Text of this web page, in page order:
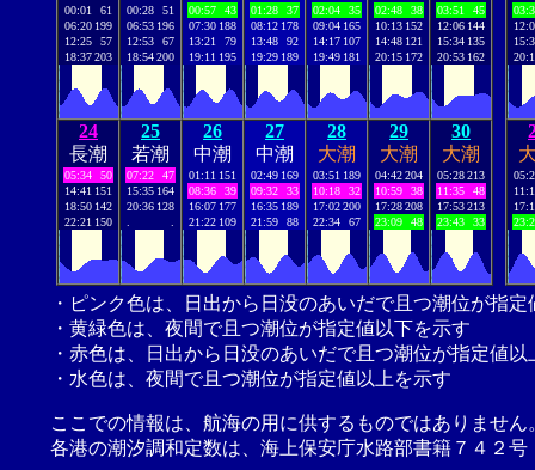
00:01
61
06:20 199
12:25
57
18:37203
00:28
51
06:53 196
12:53
67
18:54200
00:57
43
07:30 188
13:21
79
19:11 195
01:28
37
08:12 178
13:48
92
19:29 189
02:04
35
09:04 165
14:17 107
19:49 181
02:48
38
10:13 152
14:48 121
20:15 172
03:51
45
12:06 144
15:34 135
20:53 162
24
長潮
05:34
50
14:41 151
18:50 142
22:21 150
25
若潮
07:22
47
15:35 164
20:36 128
26
中潮
01:11 151
08:36
39
16:07 177
21:22 109
27
中潮
02:49 169
09:32
33
16:35 189
21:59
88
28
大潮
03:51 189
10:18
32
17:02200
22:34
67
29
大潮
04:42204
10:59
38
17:28208
23:09
48
30
大潮
05:28213
11:35
48
17:53213
23:43
33
・ピンク色は、日出から日没のあいだで且つ潮位が指
・黄緑色は、夜間で且つ潮位が指定値以下を示す
・赤色は、日出から日没のあいだで且つ潮位が指定値以
・水色は、夜間で且つ潮位が指定値以上を示す
ここでの情報は、航海の用に供するものではありませ
各港の潮汐調和定数は、海上保安庁水路部書籍７４２